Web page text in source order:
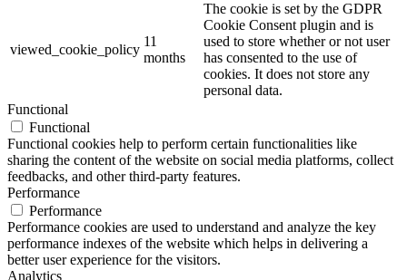
viewed_cookie_policy
11
months
The cookie is set by the GDPR
Cookie Consent plugin and is
used to store whether or not user
has consented to the use of
cookies. It does not store any
personal data.
Functional
Functional
Functional cookies help to perform certain functionalities like
sharing the content of the website on social media platforms, collect
feedbacks, and other third-party features.
Performance
Performance
Performance cookies are used to understand and analyze the key
performance indexes of the website which helps in delivering a
better user experience for the visitors.
Analytics